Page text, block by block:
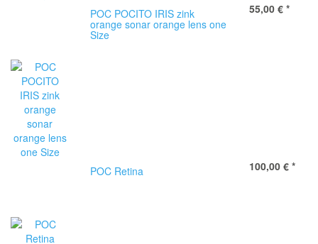
POC POCITO IRIS zink
orange sonar orange lens one
Size
55,00 € *
POC Retina 100,00 € *